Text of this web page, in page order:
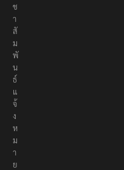
า
สั
ม
พั
น
ธ์
แ
จ้
ง
ห
ม
า
ย
ข่